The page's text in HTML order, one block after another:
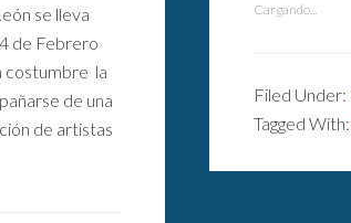
Cargando...
Filed Under:
Tagged With:
se lleva
de Febrero
costumbre la
de una
de artistas